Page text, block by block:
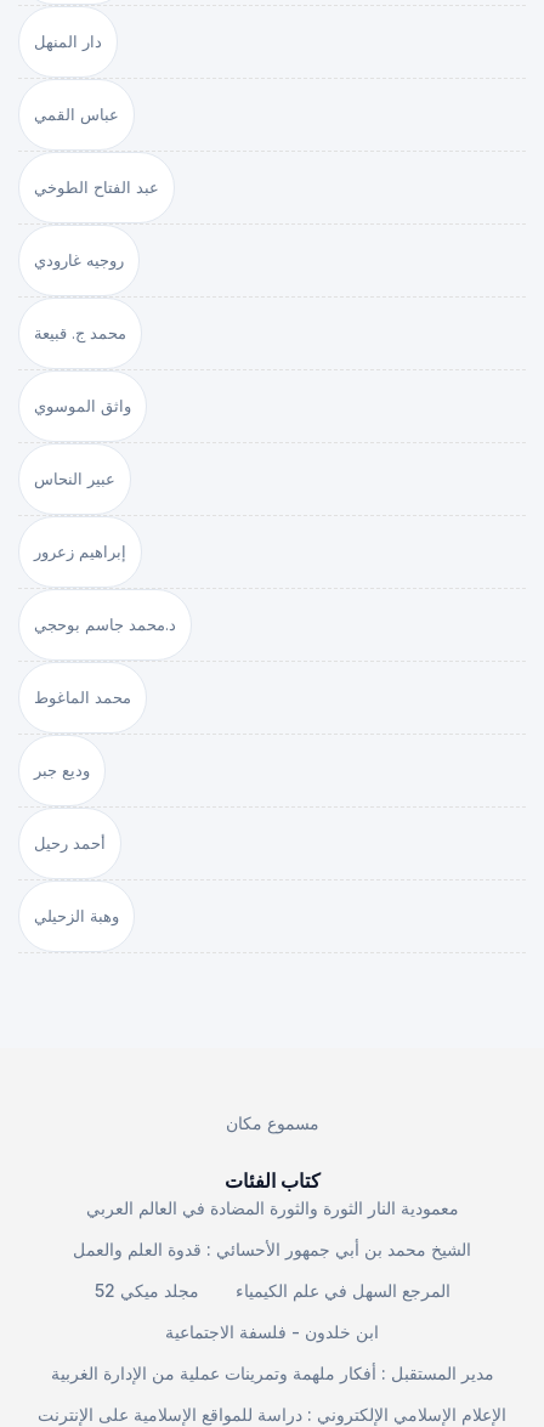
دار المنهل
عباس القمي
عبد الفتاح الطوخي
روجيه غارودي
محمد ج. قبيعة
واثق الموسوي
عبير النحاس
إبراهيم زعرور
د.محمد جاسم بوحجي
محمد الماغوط
وديع جبر
أحمد رحيل
وهبة الزحيلي
مسموع مكان
كتاب الفئات
معمودية النار الثورة والثورة المضادة في العالم العربي
الشيخ محمد بن أبي جمهور الأحسائي : قدوة العلم والعمل
مجلد ميكي 52
المرجع السهل في علم الكيمياء
ابن خلدون - فلسفة الاجتماعية
مدير المستقبل : أفكار ملهمة وتمرينات عملية من الإدارة الغربية
الإعلام الإسلامي الإلكتروني : دراسة للمواقع الإسلامية على الإنترنت